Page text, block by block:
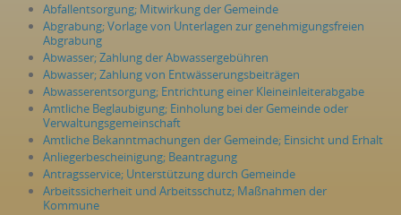
Abfallentsorgung; Mitwirkung der Gemeinde
Abgrabung; Vorlage von Unterlagen zur genehmigungsfreien
Abgrabung
Abwasser; Zahlung der Abwassergebühren
Abwasser; Zahlung von Entwässerungsbeiträgen
Abwasserentsorgung; Entrichtung einer Kleineinleiterabgabe
Amtliche Beglaubigung; Einholung bei der Gemeinde oder
Verwaltungsgemeinschaft
Amtliche Bekanntmachungen der Gemeinde; Einsicht und Erhalt
Anliegerbescheinigung; Beantragung
Antragsservice; Unterstützung durch Gemeinde
Arbeitssicherheit und Arbeitsschutz; Maßnahmen der
Kommune